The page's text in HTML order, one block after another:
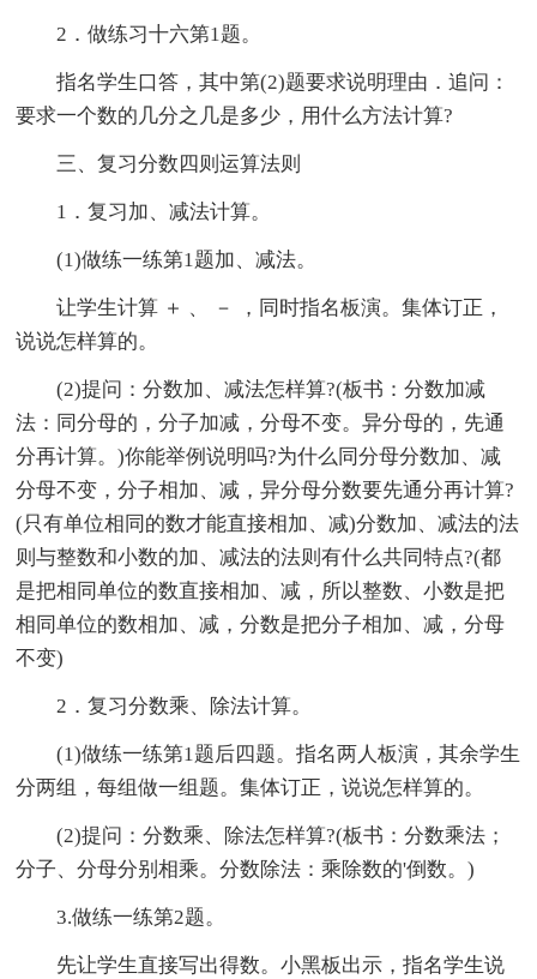
2．做练习十六第1题。
指名学生口答，其中第(2)题要求说明理由．追问：
要求一个数的几分之几是多少，用什么方法计算?
三、复习分数四则运算法则
1．复习加、减法计算。
(1)做练一练第1题加、减法。
让学生计算 ＋ 、 － ，同时指名板演。集体订正，
说说怎样算的。
(2)提问：分数加、减法怎样算?(板书：分数加减
法：同分母的，分子加减，分母不变。异分母的，先通
分再计算。)你能举例说明吗?为什么同分母分数加、减
分母不变，分子相加、减，异分母分数要先通分再计算?
(只有单位相同的数才能直接相加、减)分数加、减法的法
则与整数和小数的加、减法的法则有什么共同特点?(都
是把相同单位的数直接相加、减，所以整数、小数是把
相同单位的数相加、减，分数是把分子相加、减，分母
不变)
2．复习分数乘、除法计算。
(1)做练一练第1题后四题。指名两人板演，其余学生
分两组，每组做一组题。集体订正，说说怎样算的。
(2)提问：分数乘、除法怎样算?(板书：分数乘法；
分子、分母分别相乘。分数除法：乘除数的'倒数。)
3.做练一练第2题。
先让学生直接写出得数。小黑板出示，指名学生说